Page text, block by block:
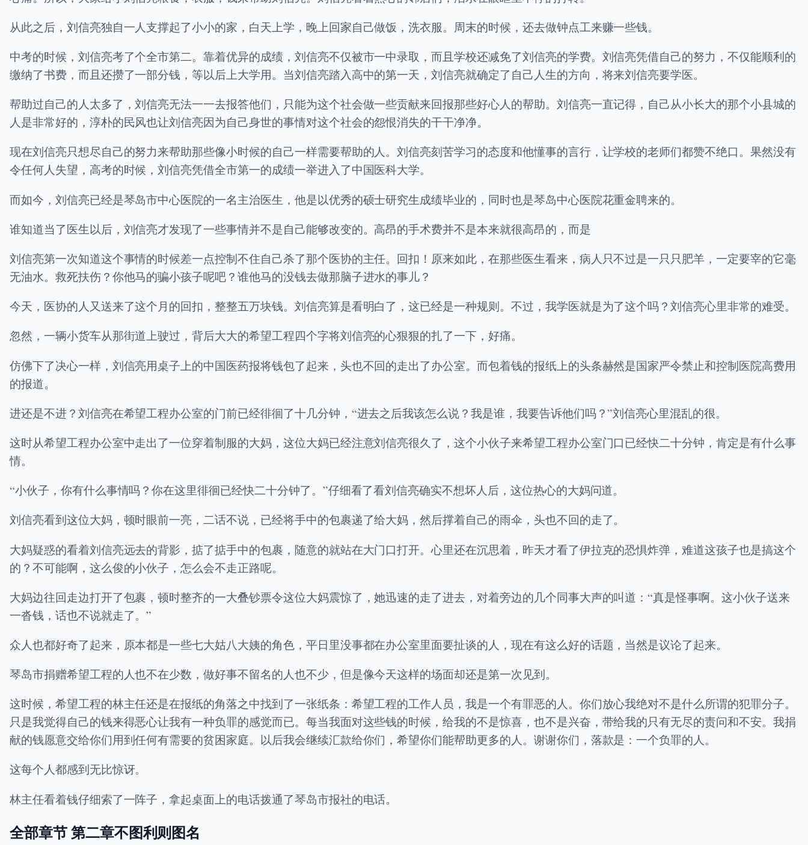
从此之后，刘信亮独自一人支撑起了小小的家，白天上学，晚上回家自己做饭，洗衣服。周末的时候，还去做钟点工来赚一些钱。
中考的时候，刘信亮考了个全市第二。靠着优异的成绩，刘信亮不仅被市一中录取，而且学校还减免了刘信亮的学费。刘信亮凭借自己的努力，不仅能顺利的
缴纳了书费，而且还攒了一部分钱，等以后上大学用。当刘信亮踏入高中的第一天，刘信亮就确定了自己人生的方向，将来刘信亮要学医。
帮助过自己的人太多了，刘信亮无法一一去报答他们，只能为这个社会做一些贡献来回报那些好心人的帮助。刘信亮一直记得，自己从小长大的那个小县城的
人是非常好的，淳朴的民风也让刘信亮因为自己身世的事情对这个社会的怨恨消失的干干净净。
现在刘信亮只想尽自己的努力来帮助那些像小时候的自己一样需要帮助的人。刘信亮刻苦学习的态度和他懂事的言行，让学校的老师们都赞不绝口。果然没有
令任何人失望，高考的时候，刘信亮凭借全市第一的成绩一举进入了中国医科大学。
而如今，刘信亮已经是琴岛市中心医院的一名主治医生，他是以优秀的硕士研究生成绩毕业的，同时也是琴岛中心医院花重金聘来的。
谁知道当了医生以后，刘信亮才发现了一些事情并不是自己能够改变的。高昂的手术费并不是本来就很高昂的，而是
刘信亮第一次知道这个事情的时候差一点控制不住自己杀了那个医协的主任。回扣！原来如此，在那些医生看来，病人只不过是一只只肥羊，一定要宰的它毫
无油水。救死扶伤？你他马的骗小孩子呢吧？谁他马的没钱去做那脑子进水的事儿？
今天，医协的人又送来了这个月的回扣，整整五万块钱。刘信亮算是看明白了，这已经是一种规则。不过，我学医就是为了这个吗？刘信亮心里非常的难受。
忽然，一辆小货车从那街道上驶过，背后大大的希望工程四个字将刘信亮的心狠狠的扎了一下，好痛。
仿佛下了决心一样，刘信亮用桌子上的中国医药报将钱包了起来，头也不回的走出了办公室。而包着钱的报纸上的头条赫然是国家严令禁止和控制医院高费用
的报道。
进还是不进？刘信亮在希望工程办公室的门前已经徘徊了十几分钟，“进去之后我该怎么说？我是谁，我要告诉他们吗？”刘信亮心里混乱的很。
这时从希望工程办公室中走出了一位穿着制服的大妈，这位大妈已经注意刘信亮很久了，这个小伙子来希望工程办公室门口已经快二十分钟，肯定是有什么事
情。
“小伙子，你有什么事情吗？你在这里徘徊已经快二十分钟了。”仔细看了看刘信亮确实不想坏人后，这位热心的大妈问道。
刘信亮看到这位大妈，顿时眼前一亮，二话不说，已经将手中的包裹递了给大妈，然后撑着自己的雨伞，头也不回的走了。
大妈疑惑的看着刘信亮远去的背影，掂了掂手中的包裹，随意的就站在大门口打开。心里还在沉思着，昨天才看了伊拉克的恐惧炸弹，难道这孩子也是搞这个
的？不可能啊，这么俊的小伙子，怎么会不走正路呢。
大妈边往回走边打开了包裹，顿时整齐的一大叠钞票令这位大妈震惊了，她迅速的走了进去，对着旁边的几个同事大声的叫道：“真是怪事啊。这小伙子送来
一沓钱，话也不说就走了。”
众人也都好奇了起来，原本都是一些七大姑八大姨的角色，平日里没事都在办公室里面要扯谈的人，现在有这么好的话题，当然是议论了起来。
琴岛市捐赠希望工程的人也不在少数，做好事不留名的人也不少，但是像今天这样的场面却还是第一次见到。
这时候，希望工程的林主任还是在报纸的角落之中找到了一张纸条：希望工程的工作人员，我是一个有罪恶的人。你们放心我绝对不是什么所谓的犯罪分子。
只是我觉得自己的钱来得恶心让我有一种负罪的感觉而已。每当我面对这些钱的时候，给我的不是惊喜，也不是兴奋，带给我的只有无尽的责问和不安。我捐
献的钱愿意交给你们用到任何有需要的贫困家庭。以后我会继续汇款给你们，希望你们能帮助更多的人。谢谢你们，落款是：一个负罪的人。
这每个人都感到无比惊讶。
林主任看着钱仔细索了一阵子，拿起桌面上的电话拨通了琴岛市报社的电话。
全部章节 第二章不图利则图名